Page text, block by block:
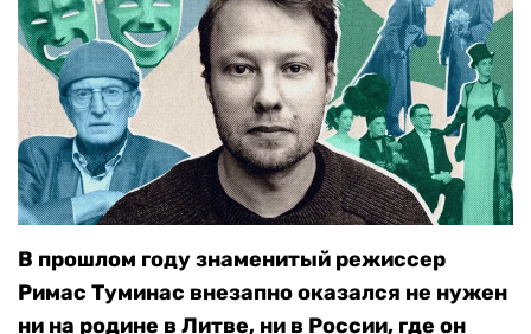
В прошлом году знаменитый режиссер
Римас Туминас внезапно оказался не нужен
ни на родине в Литве, ни в России, где он